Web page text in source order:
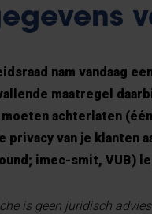
nam vandaag
maatregel
achterlaten
privacy van je klanten
imec-smit, VUB)
is geen juridisch